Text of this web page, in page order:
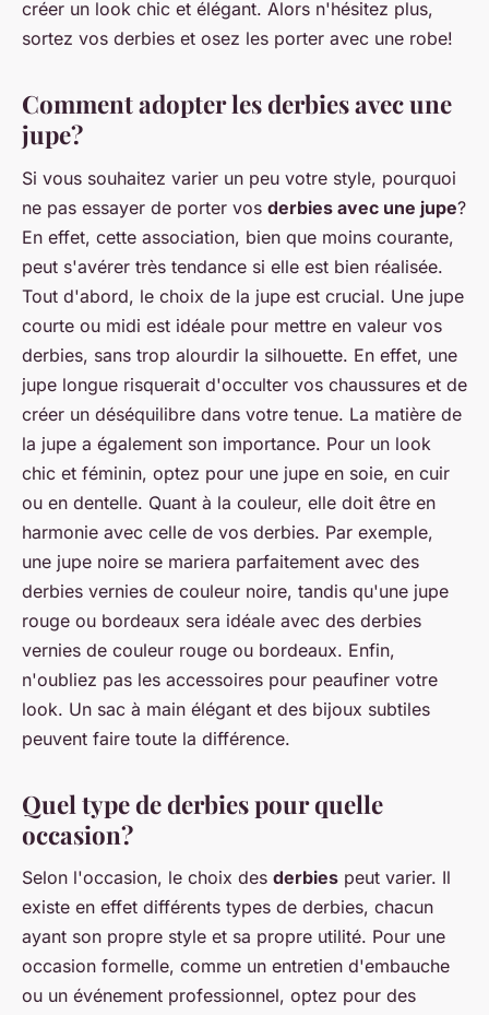
créer un look chic et élégant. Alors n'hésitez plus,
sortez vos derbies et osez les porter avec une robe!
Comment adopter les derbies avec une
jupe?
Si vous souhaitez varier un peu votre style, pourquoi
ne pas essayer de porter vos derbies avec une jupe?
En effet, cette association, bien que moins courante,
peut s'avérer très tendance si elle est bien réalisée.
Tout d'abord, le choix de la jupe est crucial. Une jupe
courte ou midi est idéale pour mettre en valeur vos
derbies, sans trop alourdir la silhouette. En effet, une
jupe longue risquerait d'occulter vos chaussures et de
créer un déséquilibre dans votre tenue. La matière de
la jupe a également son importance. Pour un look
chic et féminin, optez pour une jupe en soie, en cuir
ou en dentelle. Quant à la couleur, elle doit être en
harmonie avec celle de vos derbies. Par exemple,
une jupe noire se mariera parfaitement avec des
derbies vernies de couleur noire, tandis qu'une jupe
rouge ou bordeaux sera idéale avec des derbies
vernies de couleur rouge ou bordeaux. Enfin,
n'oubliez pas les accessoires pour peaufiner votre
look. Un sac à main élégant et des bijoux subtiles
peuvent faire toute la différence.
Quel type de derbies pour quelle
occasion?
Selon l'occasion, le choix des derbies peut varier. Il
existe en effet différents types de derbies, chacun
ayant son propre style et sa propre utilité. Pour une
occasion formelle, comme un entretien d'embauche
ou un événement professionnel, optez pour des